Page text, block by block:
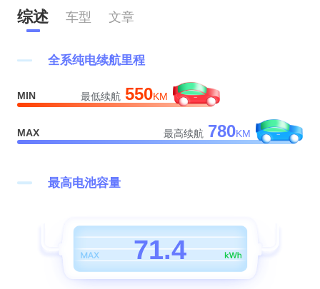
综述 车型 文章
全系纯电续航里程
MIN 最低续航 550KM
MAX 最高续航 780KM
最高电池容量
2
3
4
71.
0
1
4
2